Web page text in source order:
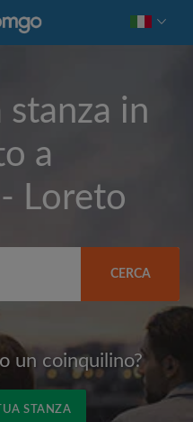
stanza in
a
Loreto
CERCA
un coinquilino?
STANZA